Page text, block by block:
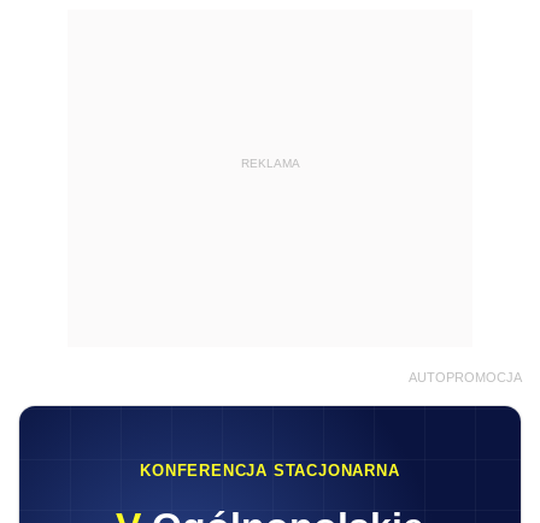
REKLAMA
AUTOPROMOCJA
KONFERENCJA STACJONARNA